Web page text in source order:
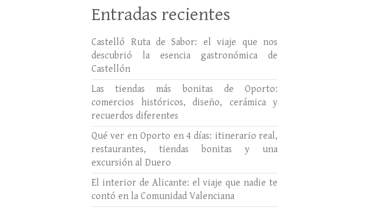
Entradas recientes
Castelló Ruta de Sabor: el viaje que nos
descubrió la esencia gastronómica de
Castellón
Las tiendas más bonitas de Oporto:
comercios históricos, diseño, cerámica y
recuerdos diferentes
Qué ver en Oporto en 4 días: itinerario real,
restaurantes, tiendas bonitas y una
excursión al Duero
El interior de Alicante: el viaje que nadie te
contó en la Comunidad Valenciana